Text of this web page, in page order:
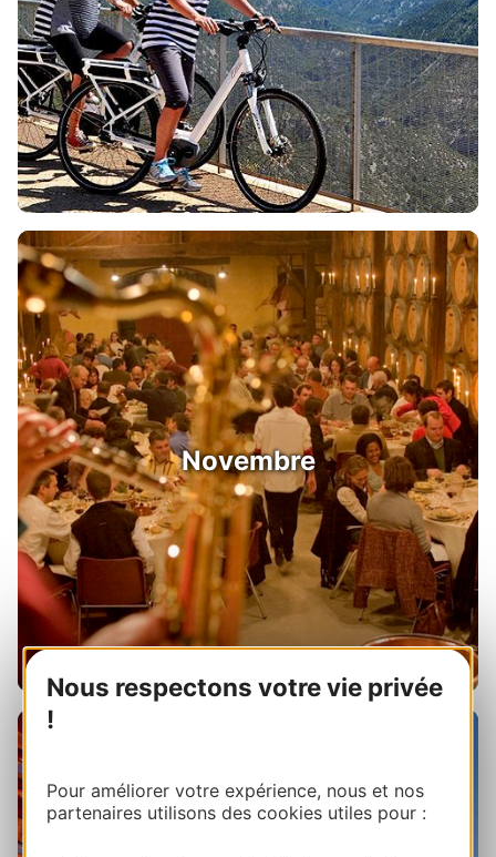
Nous respectons votre vie privée
!
Pour améliorer votre expérience, nous et nos
partenaires utilisons des cookies utiles pour :
Novembre